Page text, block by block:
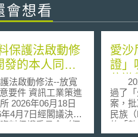
會想看
保護法啟動修
發的本人同意
法啟動修法--放寬
工業策進
日
4月7日經閣議決
料保護委員會（個
愛沙
證」
位
過了
案，
民族
的「